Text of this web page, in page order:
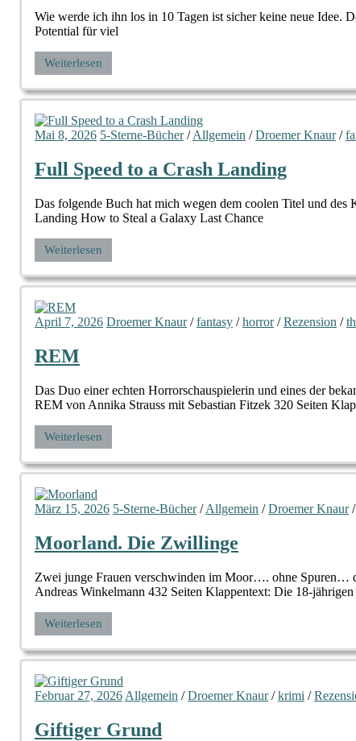
Wie werde ich ihn los in 10 Tagen ist sicher keine neue Idee.
Potential für viel
Weiterlesen
Mai 8, 2026 5-Sterne-Bücher/Allgemein /Droemer Knaur/
Full Speed to a Crash Landing
Das folgende Buch hat mich wegen dem coolen Titel und des
Landing How to Steal a Galaxy Last Chance
Weiterlesen
April 7, 2026 Droemer Knaur/fantasy /horror/Rezension /
REM
Das Duo einer echten Horrorschauspielerin und eines der
REM von Annika Strauss mit Sebastian Fitzek 320 Seiten
Weiterlesen
März 15, 2026 5-Sterne-Bücher/Allgemein /Droemer Knaur/
Moorland. Die Zwillinge
Zwei junge Frauen verschwinden im Moor…. ohne Spuren…
Andreas Winkelmann 432 Seiten Klappentext: Die 18-
Weiterlesen
Februar 27, 2026 Allgemein /Droemer Knaur/krimi /
Giftiger Grund